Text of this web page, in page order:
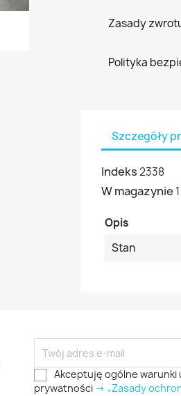
Zasady
Polityka
Szczegóły
Indeks2338
W magazynie
Opis
Stan
Akceptuję ogólne warunki
prywatności -> „Zasady